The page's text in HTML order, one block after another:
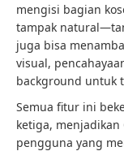
mengisi bagian
tampak
juga bisa
visual,
background untuk
Semua fitur ini
ketiga, menjadikan
pengguna yang